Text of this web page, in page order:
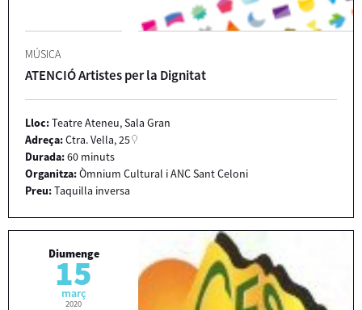
MÚSICA
ATENCIÓ Artistes per la Dignitat
Lloc:Teatre Ateneu, Sala Gran
Adreça:Ctra. Vella, 25
Durada:60 minuts
Organitza:Òmnium Cultural i ANC Sant Celoni
Preu:Taquilla inversa
Diumenge
15
març
2020